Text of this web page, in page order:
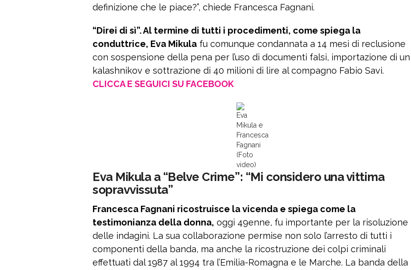
definizione che le piace?”, chiede Francesca Fagnani.
“Direi di sì”. Al termine di tutti i procedimenti, come spiega la
conduttrice, Eva Mikula fu comunque condannata a 14 mesi di reclusione
con sospensione della pena per l’uso di documenti falsi, importazione di un
kalashnikov e sottrazione di 40 milioni di lire al compagno Fabio Savi.
CLICCA E SEGUICI SU FACEBOOK
Eva
Mikula e
Francesca
Fagnani
(Foto
video)
Eva Mikula a “Belve Crime”: “Mi considero una vittima
sopravvissuta”
Francesca Fagnani ricostruisce la vicenda e spiega come la
testimonianza della donna, oggi 49enne, fu importante per la risoluzione
delle indagini. La sua collaborazione permise non solo l’arresto di tutti i
componenti della banda, ma anche la ricostruzione dei colpi criminali
effettuati dal 1987 al 1994 tra l’Emilia-Romagna e le Marche. La banda della